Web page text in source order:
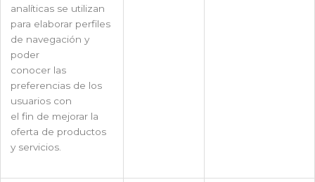
analíticas se utilizan
para elaborar perfiles
de navegación y
poder
conocer las
preferencias de los
usuarios con
el fin de mejorar la
oferta de productos
y servicios.